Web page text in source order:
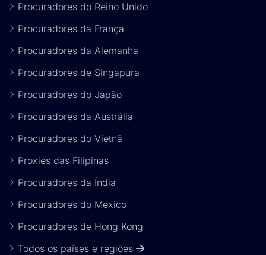
Procuradores do Reino Unido
Procuradores da França
Procuradores da Alemanha
Procuradores de Singapura
Procuradores do Japão
Procuradores da Austrália
Procuradores do Vietnã
Proxies das Filipinas
Procuradores da Índia
Procuradores do México
Procuradores de Hong Kong
Todos os países e regiões